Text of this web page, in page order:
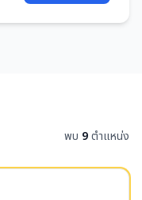
พบ 9ตำแหน่ง